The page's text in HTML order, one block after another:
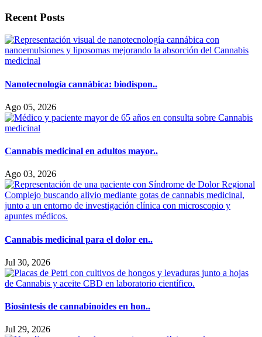
Recent Posts
Nanotecnología cannábica: biodispon..
Ago 05, 2026
Cannabis medicinal en adultos mayor..
Ago 03, 2026
Cannabis medicinal para el dolor en..
Jul 30, 2026
Biosíntesis de cannabinoides en hon..
Jul 29, 2026